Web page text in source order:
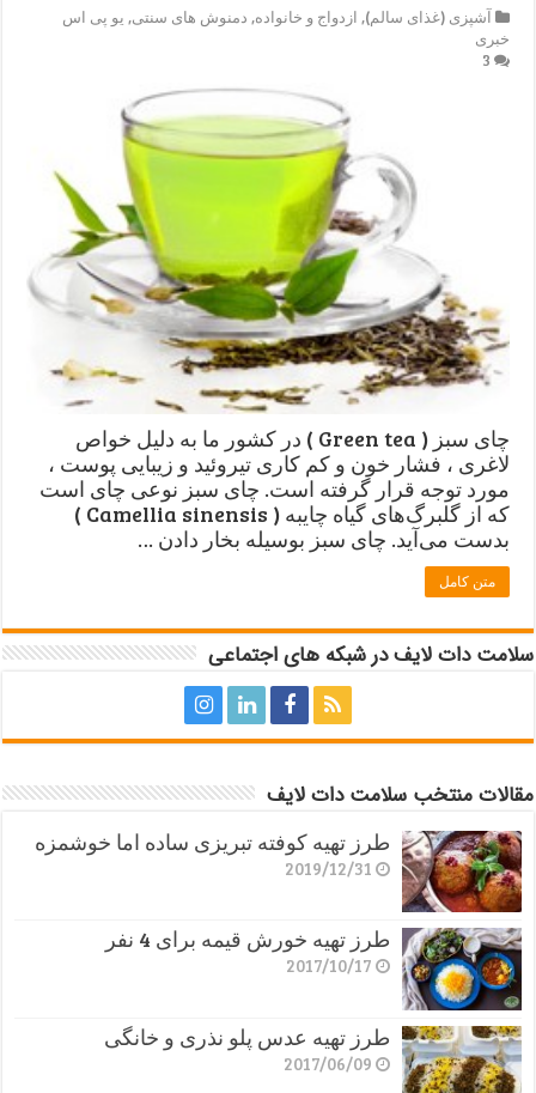
آشپزی (غذای سالم), ازدواج و خانواده, دمنوش های سنتی, یو پی اس
خبری
3
چای سبز ( Green tea ) در کشور ما به دلیل خواص
لاغری ، فشار خون و کم کاری تیروئید و زیبایی پوست ،
مورد توجه قرار گرفته است. چای سبز نوعی چای است
که از گلبرگ‌های گیاه چایبه ( Camellia sinensis )
بدست می‌آید. چای سبز بوسیله بخار دادن …
متن کامل
سلامت دات لایف در شبکه های اجتماعی
مقالات منتخب سلامت دات لایف
طرز تهیه کوفته تبریزی ساده اما خوشمزه
2019/12/31
طرز تهیه خورش قیمه برای 4 نفر
2017/10/17
طرز تهیه عدس پلو نذری و خانگی
2017/06/09